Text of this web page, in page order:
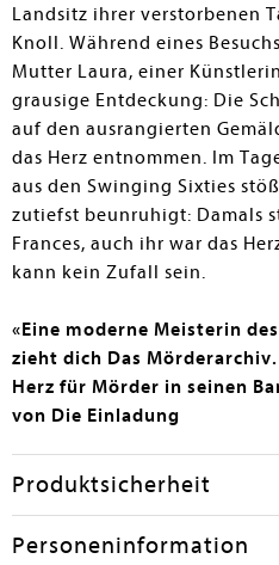
Landsitz ihrer verstorbenen
Knoll. Während eines
Mutter Laura, einer
grausige Entdeckung: Die
auf den ausrangierten
das Herz entnommen. Im
aus den Swinging Sixties
zutiefst beunruhigt: Damals
Frances, auch ihr war das
kann kein Zufall sein.
«Eine moderne Meisterin
zieht dich Das
Herz für Mörder in seinen
von Die Einladung
Produktsicherheit
Personeninformation